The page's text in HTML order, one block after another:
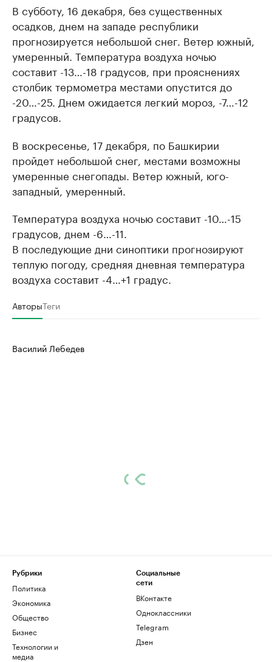
В субботу, 16 декабря, без существенных
осадков, днем на западе республики
прогнозируется небольшой снег. Ветер южный,
умеренный. Температура воздуха ночью
составит -13…-18 градусов, при прояснениях
столбик термометра местами опустится до
-20…-25. Днем ожидается легкий мороз, -7…-12
градусов.
В воскресенье, 17 декабря, по Башкирии
пройдет небольшой снег, местами возможны
умеренные снегопады. Ветер южный, юго-
западный, умеренный.
Температура воздуха ночью составит -10…-15
градусов, днем -6…-11.
В последующие дни синоптики прогнозируют
теплую погоду, средняя дневная температура
воздуха составит -4…+1 градус.
АвторыТеги
Василий Лебедев
Рубрики
Политика
Экономика
Общество
Бизнес
Технологии и
медиа
Социальные
сети
ВКонтакте
Одноклассники
Telegram
Дзен